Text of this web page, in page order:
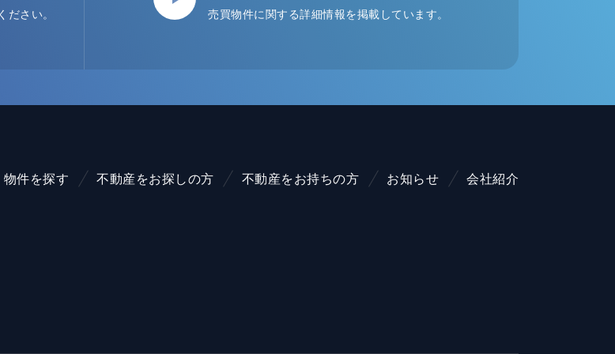
さい。 売買物件に関する詳細情報を掲載しています。
物件を探す 不動産をお探しの方 不動産をお持ちの方 お知らせ
会社紹介